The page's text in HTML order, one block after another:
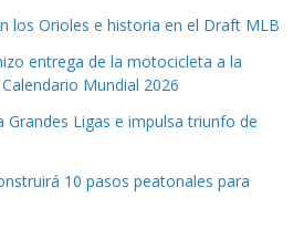
los Orioles e historia en el Draft MLB
entrega de la motocicleta a la
Mundial 2026
Grandes Ligas e impulsa triunfo de
10 pasos peatonales para